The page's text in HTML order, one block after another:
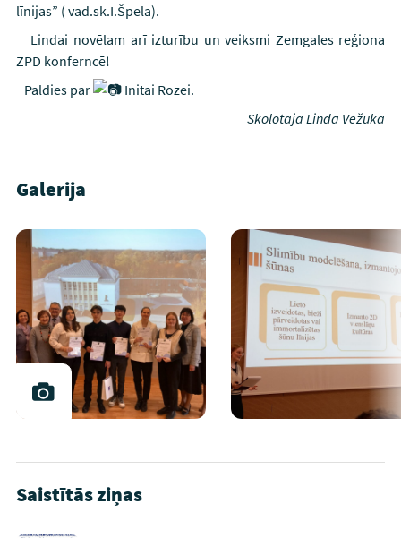
līnijas” ( vad.sk.I.Špela).
Lindai novēlam arī izturību un veiksmi Zemgales reģiona
ZPD konferncē!
Paldies par
Initai Rozei.
Skolotāja Linda Vežuka
Galerija
Saistītās ziņas